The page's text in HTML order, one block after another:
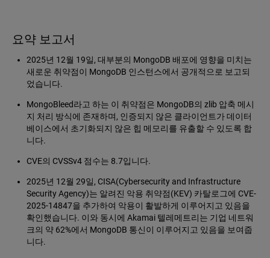
요약 보고서
2025년 12월 19일, 대부분의 MongoDB 배포에 영향을 미치는
새로운 취약점이 MongoDB 인스턴스에서 공개적으로 보고되
었습니다.
MongoBleed라고 하는 이 취약점은 MongoDB의 zlib 압축 메시
지 처리 방식에 존재하며, 인증되지 않은 클라이언트가 데이터
베이스에서 초기화되지 않은 힙 메모리를 유출할 수 있도록 합
니다.
CVE의 CVSSv4 점수는 8.7입니다.
2025년 12월 29일, CISA(Cybersecurity and Infrastructure
Security Agency)는 알려진 악용 취약점(KEV) 카탈로그에 CVE-
2025-14847을 추가하여 악용이 활발하게 이루어지고 있음을
확인했습니다. 이와 동시에 Akamai 텔레메트리는 기업 네트워
크의 약 62%에서 MongoDB 통신이 이루어지고 있음을 보여줍
니다.